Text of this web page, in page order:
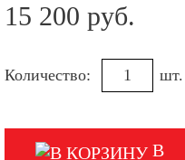
15 200 руб.
Количество: шт.